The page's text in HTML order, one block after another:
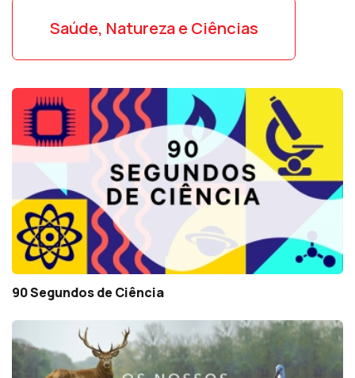
Saúde, Natureza e Ciências
90 Segundos de Ciência